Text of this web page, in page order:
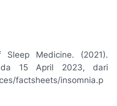
Sleep Medicine. (2021).
15 April 2023, dari
factsheets/insomnia.p